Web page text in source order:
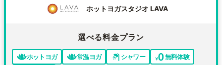
ホットヨガスタジオ LAVA
選べる料金プラン
ホットヨガ 常温ヨガ シャワー
無料体験